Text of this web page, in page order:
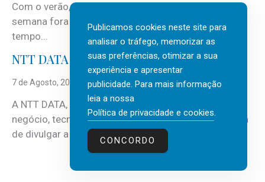
Com o verão, chegam também as férias, os fins-de-
semana fora e os dias em que a casa fica mais
tempo...
NTT DATA Insurtech Global Outlook 2026
7 de Agosto, 2026
A NTT DATA, consultora global em serviços de
negócio, tecnologia e inteligência artificial (IA), acaba
de divulgar a mais recente...
Publicamos cookies neste site para
analisar o tráfego, memorizar as
suas preferências, otimizar a sua
experiência e apresentar
publicidade. Para mais informação
leia a nossa
Política de privacidade e cookies.
CONCORDO